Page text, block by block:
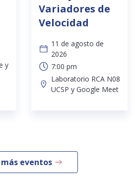
y
Variadores de
Velocidad
11 de agosto de
2026
7:00 pm
Laboratorio RCA N08
UCSP y Google Meet
eventos